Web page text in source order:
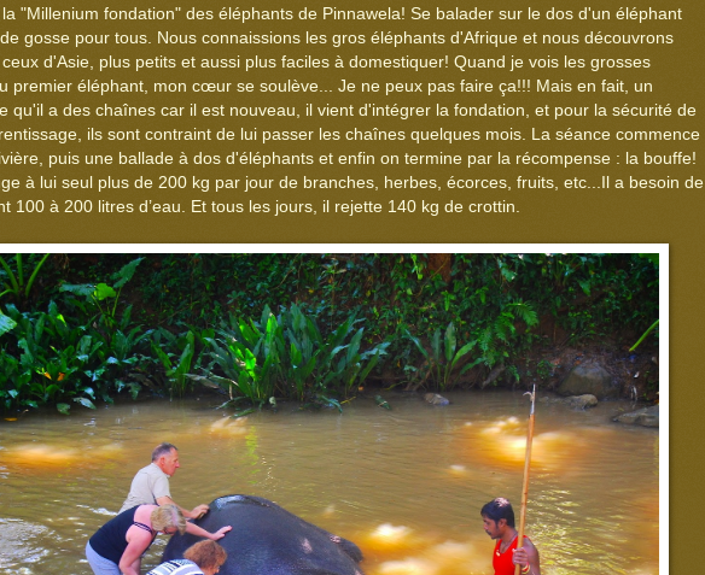
"Millenium fondation" des éléphants de Pinnawela! Se balader sur le dos d'un éléphant
gosse pour tous. Nous connaissions les gros éléphants d'Afrique et nous découvrons
d'Asie, plus petits et aussi plus faciles à domestiquer! Quand je vois les grosses
premier éléphant, mon cœur se soulève... Je ne peux pas faire ça!!! Mais en fait, un
qu'il a des chaînes car il est nouveau, il vient d'intégrer la fondation, et pour la sécurité de
ils sont contraint de lui passer les chaînes quelques mois. La séance commence
puis une ballade à dos d'éléphants et enfin on termine par la récompense : la bouffe!
à lui seul plus de 200 kg par jour de branches, herbes, écorces, fruits, etc...Il a besoin de
100 à 200 litres d’eau. Et tous les jours, il rejette 140 kg de crottin.